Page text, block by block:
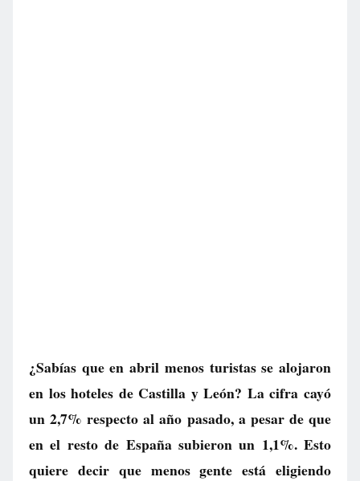
¿Sabías que en abril menos turistas se alojaron
en los hoteles de Castilla y León? La cifra cayó
un 2,7% respecto al año pasado, a pesar de que
en el resto de España subieron un 1,1%. Esto
quiere decir que menos gente está eligiendo